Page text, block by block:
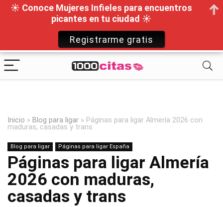
Inicio » Blog para ligar » Páginas para ligar Almería 2026 con
maduras, casadas y trans
Blog para ligar Páginas para ligar España
Páginas para ligar Almería
2026 con maduras,
casadas y trans
☀ Conoce Mujeres Infieles para encuentros
picantes en tu ciudad ☀
Registrarme gratis